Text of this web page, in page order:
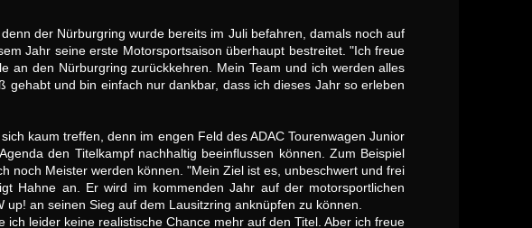
der Nürburgring wurde bereits im Juli befahren, damals noch auf
Jahr seine erste Motorsportsaison überhaupt bestreitet. "Ich freue
an den Nürburgring zurückkehren. Mein Team und ich werden alles
und bin einfach nur dankbar, dass ich dieses Jahr so erleben
kaum treffen, denn im engen Feld des ADAC Tourenwagen Junior
den Titelkampf nachhaltig beeinflussen können. Zum Beispiel
noch Meister werden können. "Mein Ziel ist es, unbeschwert und frei
Hahne an. Er wird im kommenden Jahr auf der motorsportlichen
an seinen Sieg auf dem Lausitzring anknüpfen zu können.
leider keine realistische Chance mehr auf den Titel. Aber ich freue